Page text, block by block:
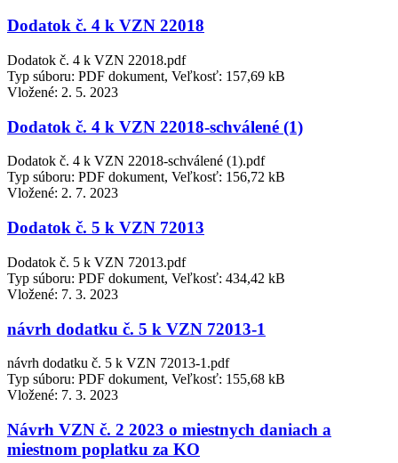
Dodatok č. 4 k VZN 22018
Dodatok č. 4 k VZN 22018.pdf
Typ súboru: PDF dokument, Veľkosť: 157,69 kB
Vložené: 2. 5. 2023
Dodatok č. 4 k VZN 22018-schválené (1)
Dodatok č. 4 k VZN 22018-schválené (1).pdf
Typ súboru: PDF dokument, Veľkosť: 156,72 kB
Vložené: 2. 7. 2023
Dodatok č. 5 k VZN 72013
Dodatok č. 5 k VZN 72013.pdf
Typ súboru: PDF dokument, Veľkosť: 434,42 kB
Vložené: 7. 3. 2023
návrh dodatku č. 5 k VZN 72013-1
návrh dodatku č. 5 k VZN 72013-1.pdf
Typ súboru: PDF dokument, Veľkosť: 155,68 kB
Vložené: 7. 3. 2023
Návrh VZN č. 2 2023 o miestnych daniach a
miestnom poplatku za KO